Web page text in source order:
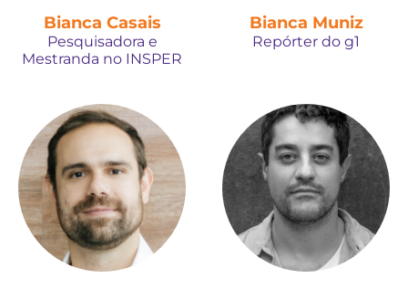
Bianca Casais
Pesquisadora e
Mestranda no INSPER
Bianca Muniz
Repórter do g1